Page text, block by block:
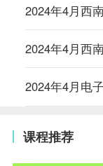
2024年4月西
2024年4月西
2024年4月电
课程推荐